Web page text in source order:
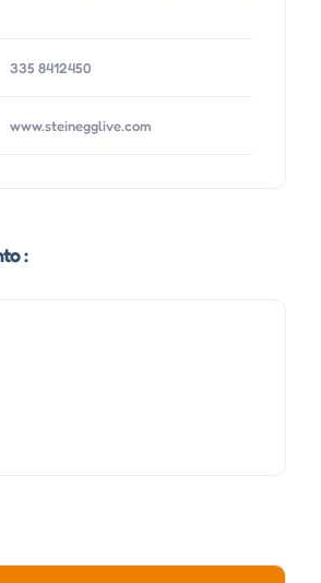
335 8412450
www.steinegglive.com
: